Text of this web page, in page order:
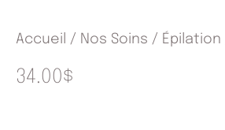
Accueil / Nos Soins / Épilation
34.00$